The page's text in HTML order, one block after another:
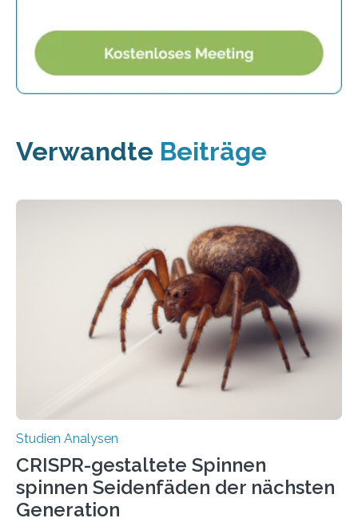
Verwandte Beiträge
Studien Analysen
CRISPR-gestaltete Spinnen
spinnen Seidenfäden der nächsten
Generation